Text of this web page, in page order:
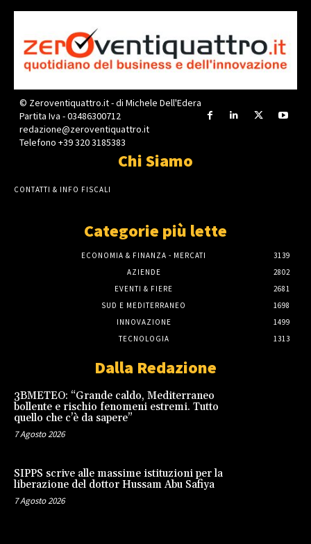
© Zeroventiquattro.it - di Michele Dell'Edera
Partita Iva - 03486300712
redazione@zeroventiquattro.it
Telefono +39 320 3185383
Chi Siamo
CONTATTI & INFO FISCALI
Categorie più lette
ECONOMIA & FINANZA - MERCATI
3139
AZIENDE
2802
EVENTI & FIERE
2681
SUD E MEDITERRANEO
1698
INNOVAZIONE
1499
TECNOLOGIA
1313
Dalla Redazione
3BMETEO: “Grande caldo, Mediterraneo
bollente e rischio fenomeni estremi. Tutto
quello che c’è da sapere”
7 Agosto 2026
SIPPS scrive alle massime istituzioni per la
liberazione del dottor Hussam Abu Safiya
7 Agosto 2026